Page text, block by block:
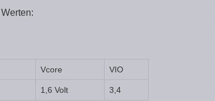
Vcore VIO
1,6 Volt 3,4